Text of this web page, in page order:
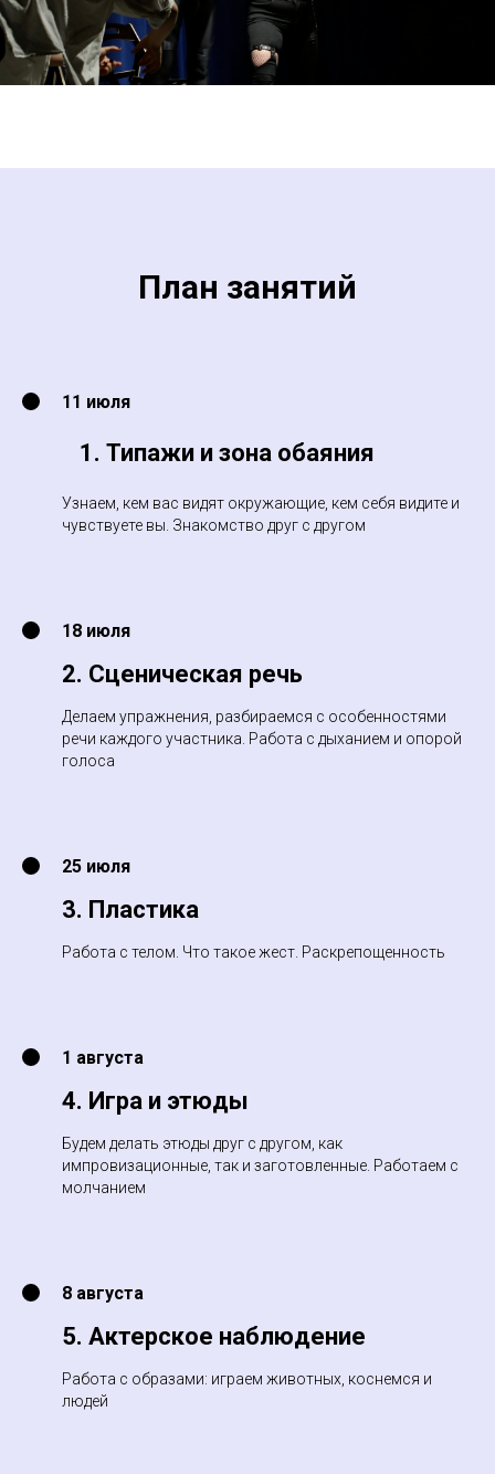
План занятий
11 июля
Типажи и зона обаяния
Узнаем, кем вас видят окружающие, кем себя видите и
чувствуете вы. Знакомство друг с другом
18 июля
2. Сценическая речь
Делаем упражнения, разбираемся с особенностями
речи каждого участника. Работа с дыханием и опорой
голоса
25 июля
3. Пластика
Работа с телом. Что такое жест. Раскрепощенность
1 августа
4. Игра и этюды
Будем делать этюды друг с другом, как
импровизационные, так и заготовленные. Работаем с
молчанием
8 августа
5. Актерское наблюдение
Работа с образами: играем животных, коснемся и
людей